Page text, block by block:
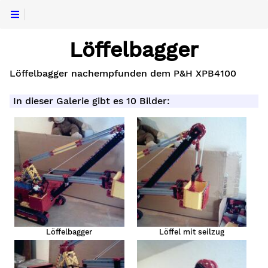
Löffelbagger
Löffelbagger nachempfunden dem P&H XPB4100
In dieser Galerie gibt es 10 Bilder:
Löffelbagger Löffel mit seilzug